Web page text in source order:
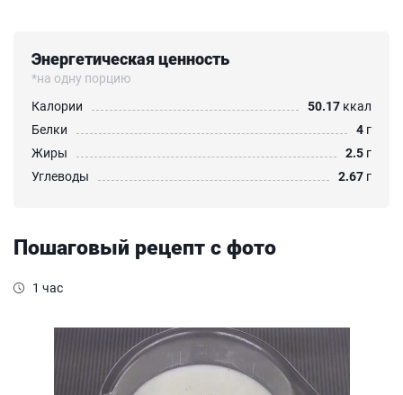
Энергетическая ценность
*на одну порцию
Калории
50.17 ккал
Белки
4 г
Жиры
2.5 г
Углеводы
2.67 г
Пошаговый рецепт с фото
1 час